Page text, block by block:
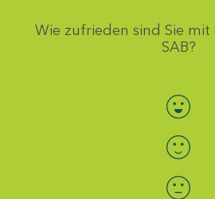
Wie zufrieden sind Sie
SAB?